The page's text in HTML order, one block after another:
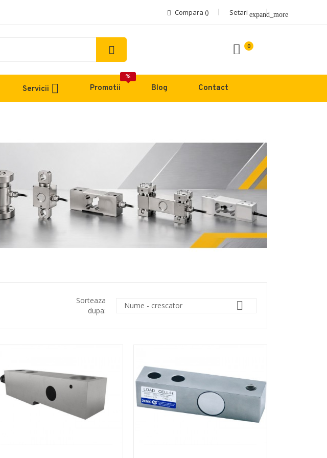
Setari expand_more
Compara ()
0
Servicii Promotii
%
Blog Contact
Sorteaza
dupa:
Nume - crescator 